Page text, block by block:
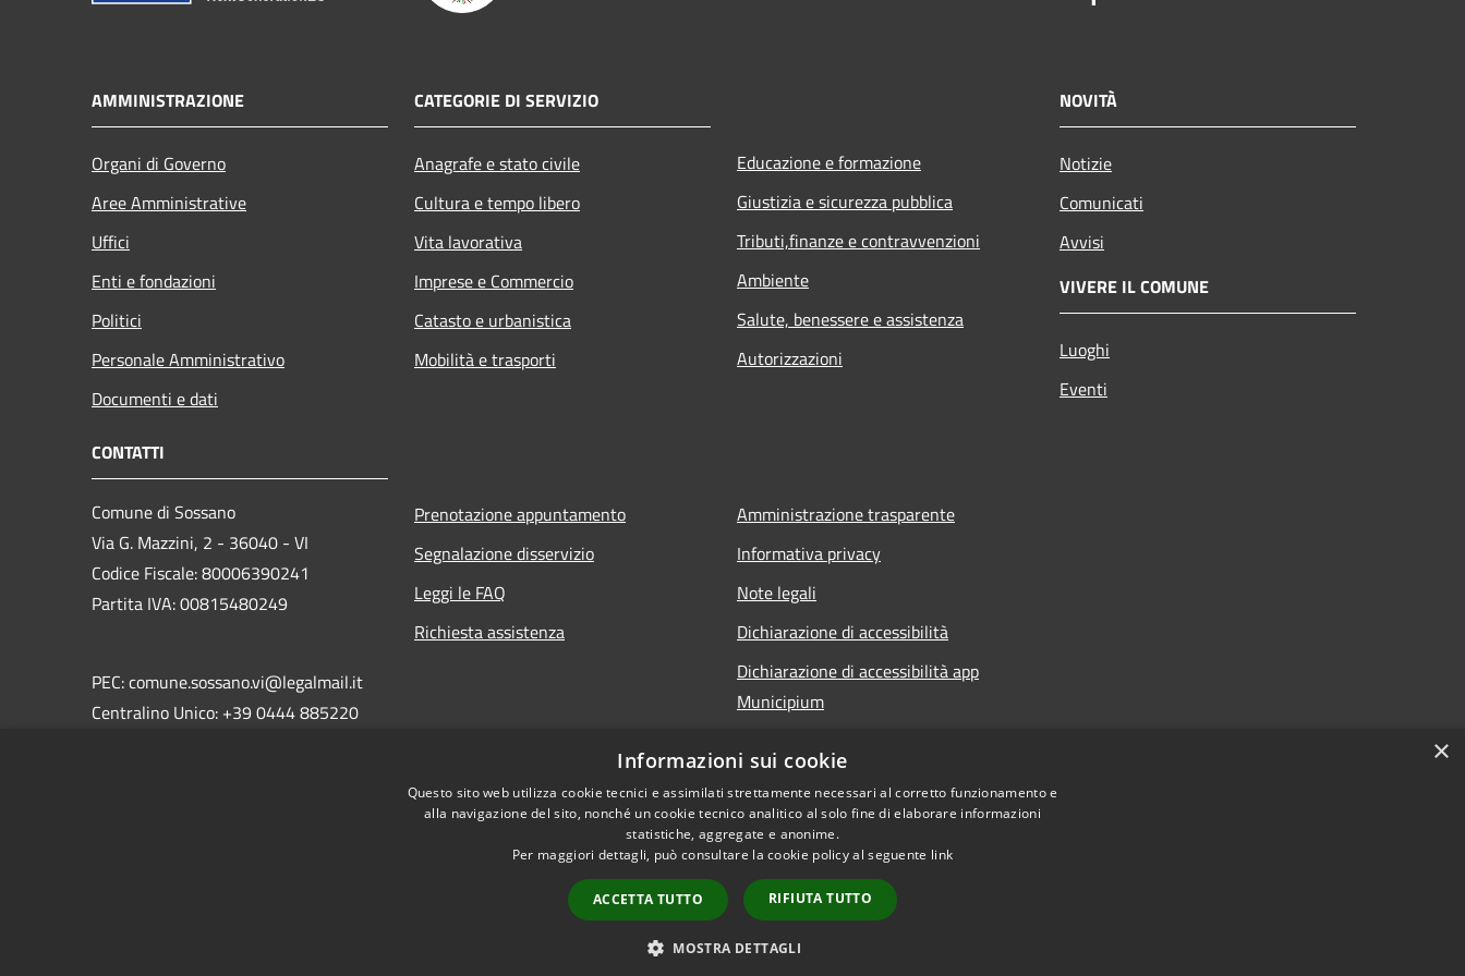
AMMINISTRAZIONE
Organi di Governo
Aree Amministrative
Uffici
Enti e fondazioni
Politici
Personale Amministrativo
Documenti e dati
CATEGORIE DI SERVIZIO
Anagrafe e stato civile
Cultura e tempo libero
Vita lavorativa
Imprese e Commercio
Catasto e urbanistica
Mobilità e trasporti
Educazione e formazione
Giustizia e sicurezza pubblica
Tributi,finanze e contravvenzioni
Ambiente
Salute, benessere e assistenza
Autorizzazioni
NOVITÀ
Notizie
Comunicati
Avvisi
VIVERE IL COMUNE
Luoghi
Eventi
CONTATTI
Comune di Sossano
Via G. Mazzini, 2 - 36040 - VI
Codice Fiscale: 80006390241
Partita IVA: 00815480249
PEC: comune.sossano.vi@legalmail.it
Centralino Unico: +39 0444 885220
Prenotazione appuntamento
Segnalazione disservizio
Leggi le FAQ
Richiesta assistenza
Amministrazione trasparente
Informativa privacy
Note legali
Dichiarazione di accessibilità
Dichiarazione di accessibilità app
Municipium
×
Informazioni sui cookie
Questo sito web utilizza cookie tecnici e assimilati strettamente necessari al corretto funzionamento e
alla navigazione del sito, nonché un cookie tecnico analitico al solo fine di elaborare informazioni
statistiche, aggregate e anonime.
Per maggiori dettagli, può consultare la cookie policy al seguente link
ACCETTA TUTTO RIFIUTA TUTTO
MOSTRA DETTAGLI